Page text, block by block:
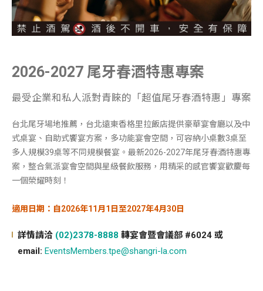
2026-2027 尾牙春酒特惠專案
最受企業和私人派對青睞的「超值尾牙春酒特惠」專案
台北尾牙場地推薦，台北遠東香格里拉飯店提供豪華宴會廳以及中
式桌宴、自助式饗宴方案，多功能宴會空間，可容納小桌數3桌至
多人規模39桌等不同規模餐宴。最新2026-2027年尾牙春酒特惠專
案，整合氣派宴會空間與星級餐飲服務，用精采的感官饗宴歡慶每
一個榮耀時刻！
適用日期：自2026年11月1日至2027年4月30日
詳情請洽 (02)2378-8888 轉宴會暨會議部 #6024 或
email: EventsMembers.tpe@shangri-la.com